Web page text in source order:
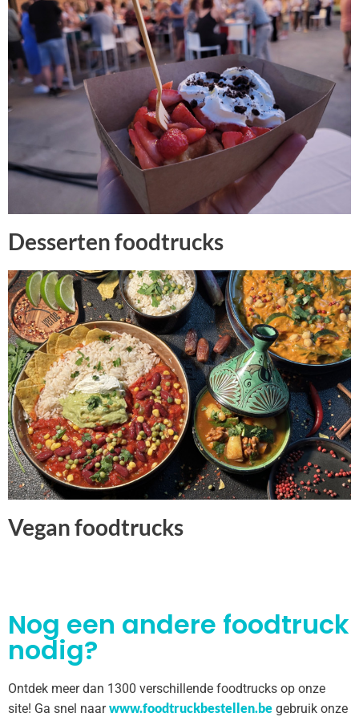
Desserten foodtrucks
Vegan foodtrucks
Nog een andere foodtruck
nodig?
Ontdek meer dan 1300 verschillende foodtrucks op onze
site! Ga snel naarwww.foodtruckbestellen.be gebruik onze